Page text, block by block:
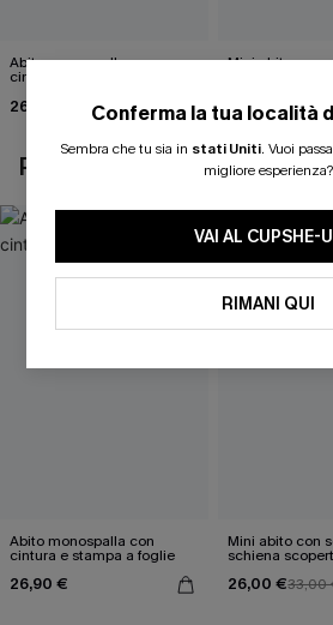
Abito monospalla con
cintura e stampa a foglie
26,90 €
Mini abito con
26,00 €33,00
POTREBBE INTERESSARTI
Abito monospalla con
cintura e stampa a foglie
26,90 €
Mini abito con
schiena
26,00 €33,00
Conferma la tua località
Sembra che tu sia in stati Uniti. Vuoi
migliore esperienza?
VAI AL CUPSHE-
RIMANI QUI